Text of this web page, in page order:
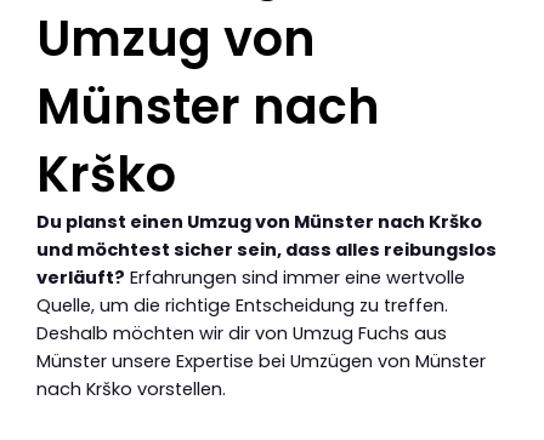
Umzug von
Münster nach
Krško
Du planst einen Umzug von Münster nach Krško
und möchtest sicher sein, dass alles reibungslos
verläuft? Erfahrungen sind immer eine wertvolle
Quelle, um die richtige Entscheidung zu treffen.
Deshalb möchten wir dir von Umzug Fuchs aus
Münster unsere Expertise bei Umzügen von Münster
nach Krško vorstellen.